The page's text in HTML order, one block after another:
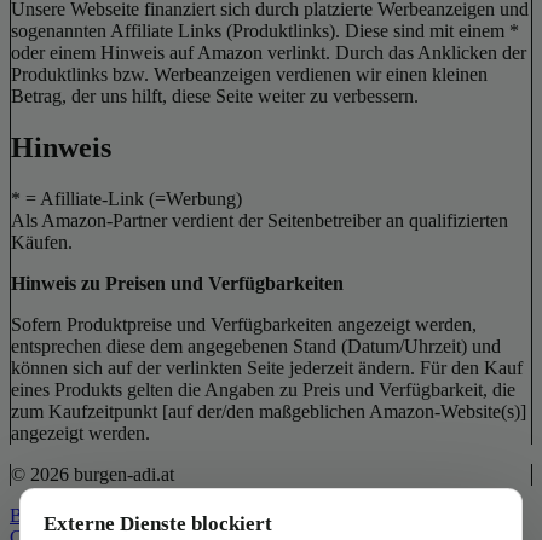
Unsere Webseite finanziert sich durch platzierte Werbeanzeigen und
sogenannten Affiliate Links (Produktlinks). Diese sind mit einem *
oder einem Hinweis auf Amazon verlinkt. Durch das Anklicken der
Produktlinks bzw. Werbeanzeigen verdienen wir einen kleinen
Betrag, der uns hilft, diese Seite weiter zu verbessern.
Hinweis
* = Afilliate-Link (=Werbung)
Als Amazon-Partner verdient der Seitenbetreiber an qualifizierten
Käufen.
Hinweis zu Preisen und Verfügbarkeiten
Sofern Produktpreise und Verfügbarkeiten angezeigt werden,
entsprechen diese dem angegebenen Stand (Datum/Uhrzeit) und
können sich auf der verlinkten Seite jederzeit ändern. Für den Kauf
eines Produkts gelten die Angaben zu Preis und Verfügbarkeit, die
zum Kaufzeitpunkt [auf der/den maßgeblichen Amazon-Website(s)]
angezeigt werden.
© 2026 burgen-adi.at
Back to Top
Externe Dienste blockiert